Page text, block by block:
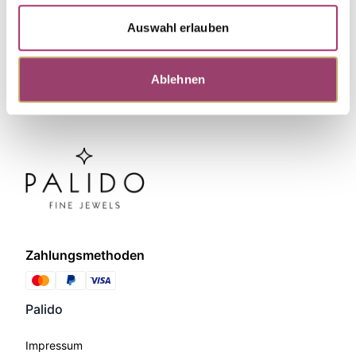
Auswahl erlauben
Ablehnen
Zahlungsmethoden
Palido
Impressum